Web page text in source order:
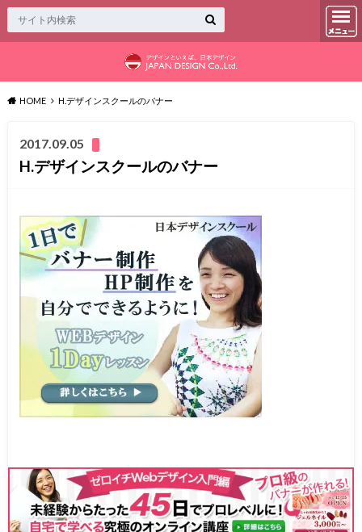
HOME H.デザインスクールのバナー
2017.09.05
H.デザインスクールのバナー